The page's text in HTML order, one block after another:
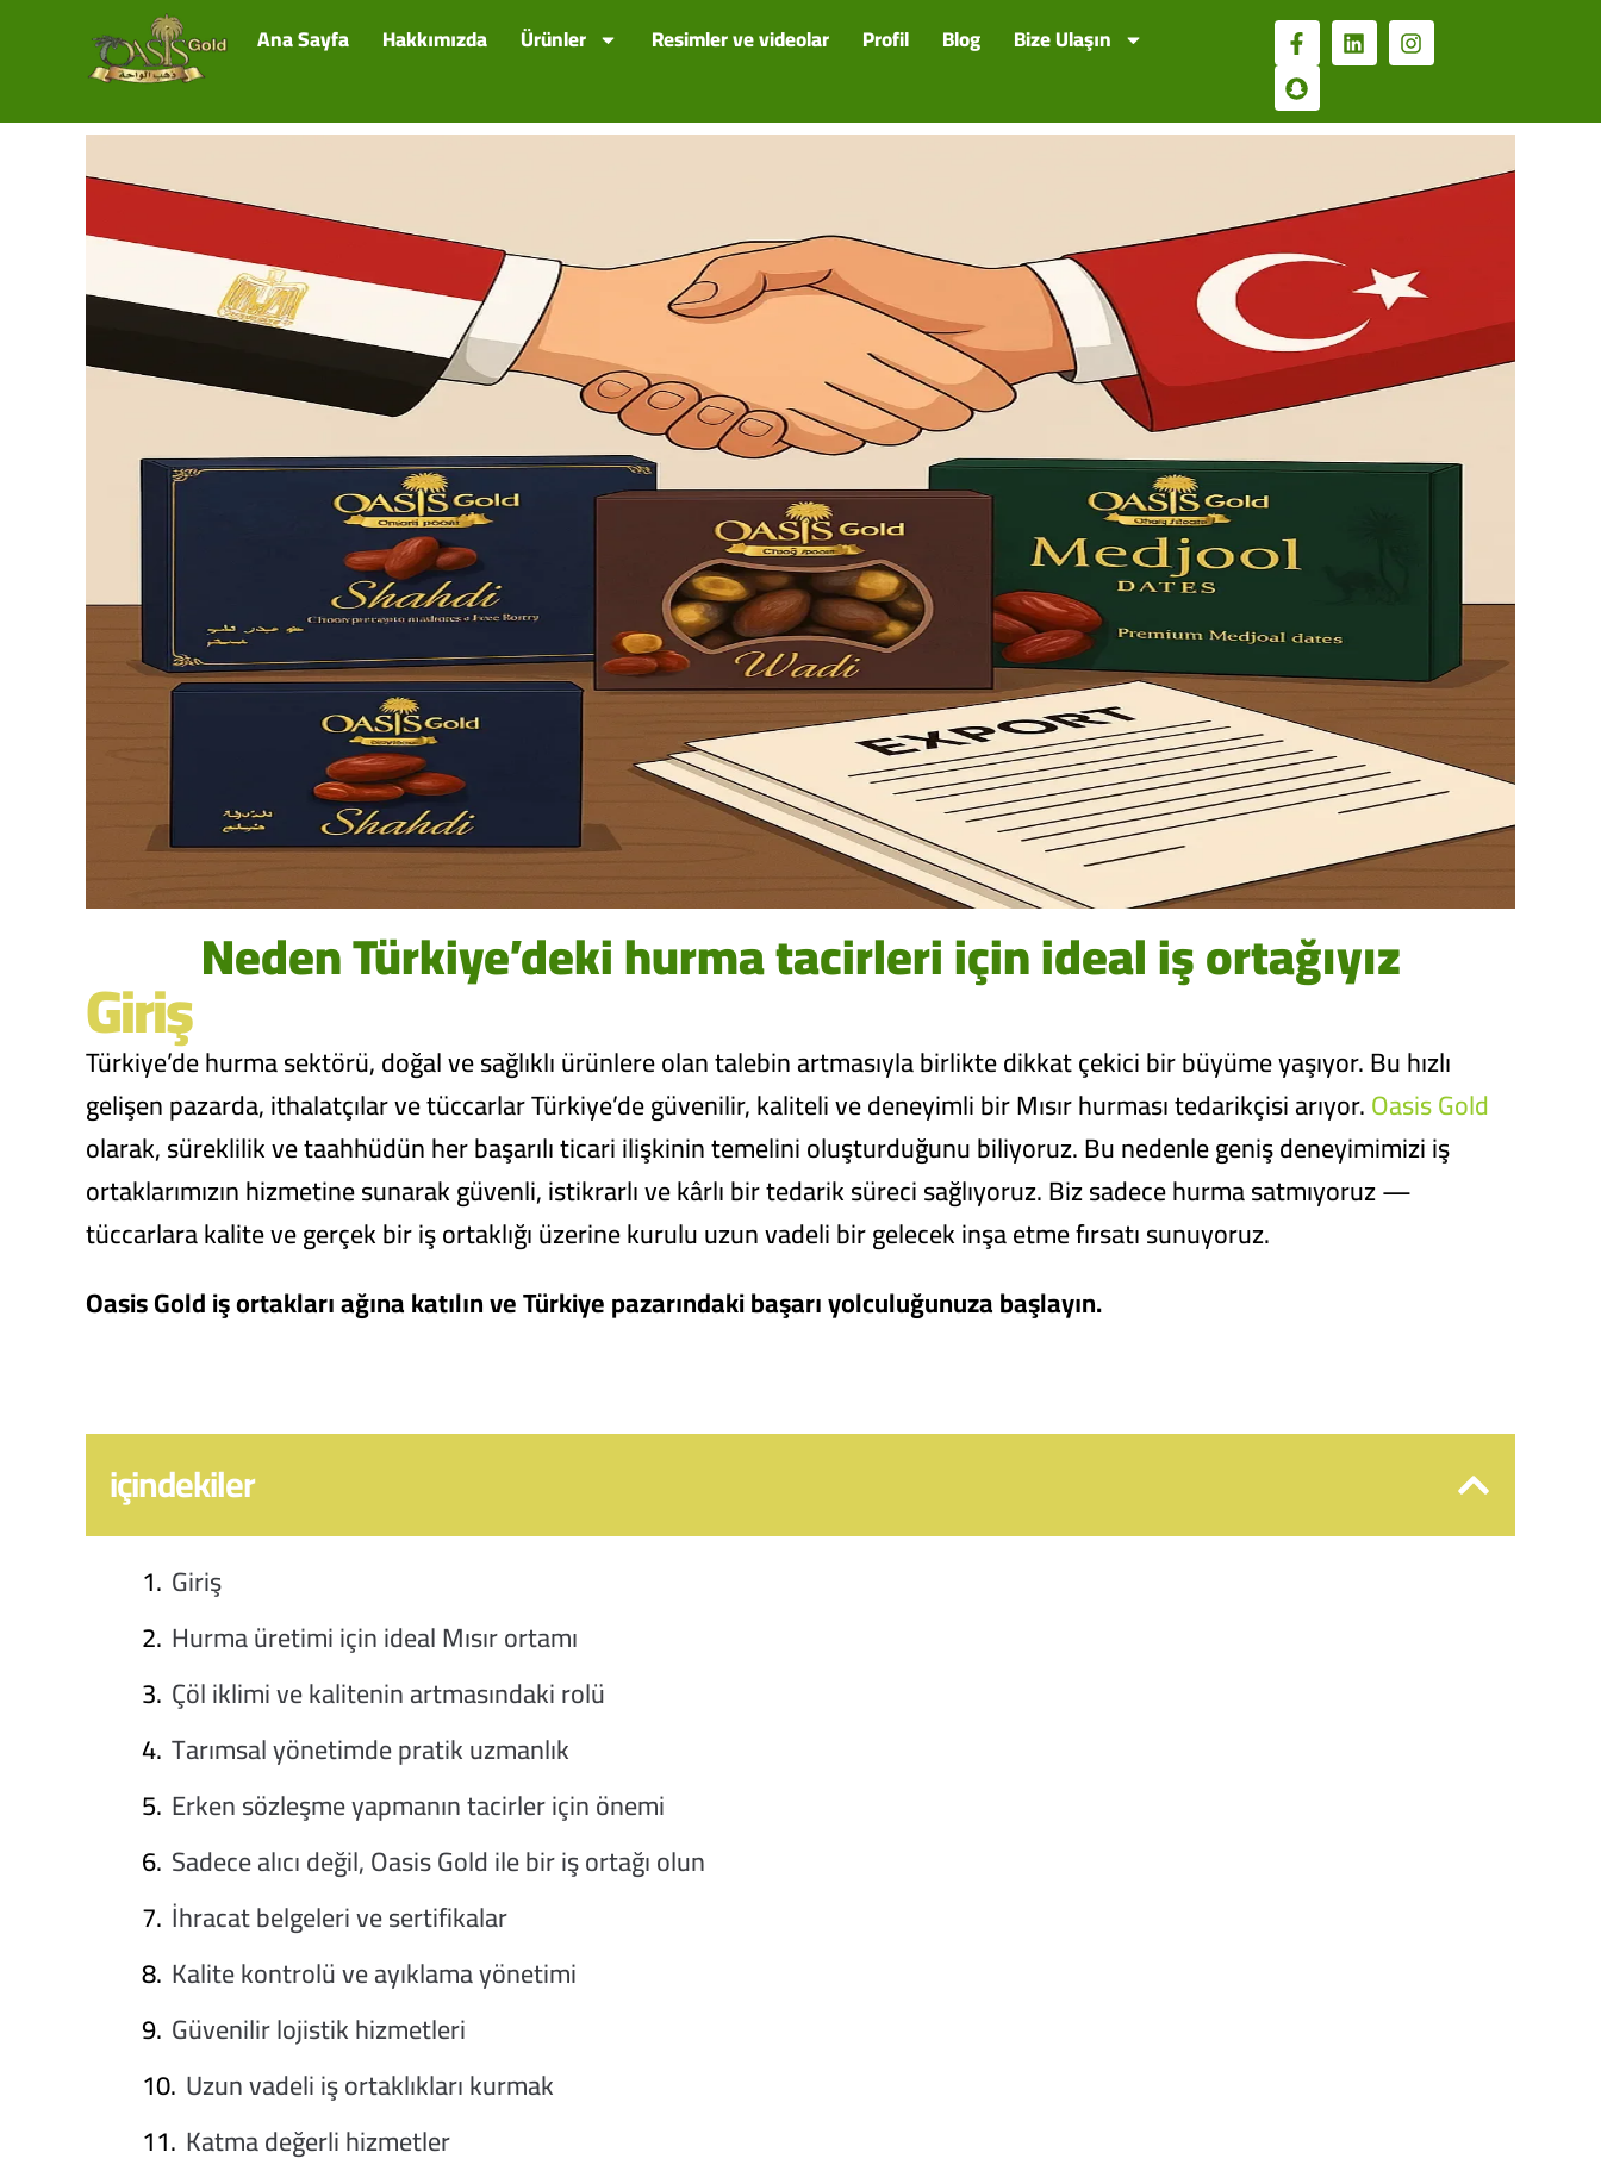
Ana Sayfa Hakkımızda Ürünler Resimler ve videolar Profil Blog Bize Ulaşın
Neden Türkiye’deki hurma tacirleri için ideal iş ortağıyız
Giriş
Türkiye’de hurma sektörü, doğal ve sağlıklı ürünlere olan talebin artmasıyla birlikte dikkat çekici bir büyüme yaşıyor. Bu hızlı
gelişen pazarda, ithalatçılar ve tüccarlar Türkiye’de güvenilir, kaliteli ve deneyimli bir Mısır hurması tedarikçisi arıyor.Oasis Gold
olarak, süreklilik ve taahhüdün her başarılı ticari ilişkinin temelini oluşturduğunu biliyoruz. Bu nedenle geniş deneyimimizi iş
ortaklarımızın hizmetine sunarak güvenli, istikrarlı ve kârlı bir tedarik süreci sağlıyoruz. Biz sadece hurma satmıyoruz —
tüccarlara kalite ve gerçek bir iş ortaklığı üzerine kurulu uzun vadeli bir gelecek inşa etme fırsatı sunuyoruz.
Oasis Gold iş ortakları ağına katılın ve Türkiye pazarındaki başarı yolculuğunuza başlayın.
içindekiler
Giriş
Hurma üretimi için ideal Mısır ortamı
Çöl iklimi ve kalitenin artmasındaki rolü
Tarımsal yönetimde pratik uzmanlık
Erken sözleşme yapmanın tacirler için önemi
Sadece alıcı değil, Oasis Gold ile bir iş ortağı olun
İhracat belgeleri ve sertifikalar
Kalite kontrolü ve ayıklama yönetimi
Güvenilir lojistik hizmetleri
Uzun vadeli iş ortaklıkları kurmak
Katma değerli hizmetler